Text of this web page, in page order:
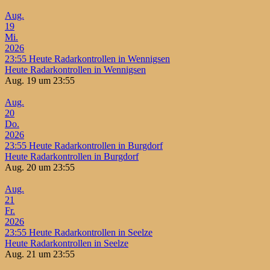
Aug.
19
Mi.
2026
23:55 Heute Radarkontrollen in Wennigsen
Heute Radarkontrollen in Wennigsen
Aug. 19 um 23:55
Aug.
20
Do.
2026
23:55 Heute Radarkontrollen in Burgdorf
Heute Radarkontrollen in Burgdorf
Aug. 20 um 23:55
Aug.
21
Fr.
2026
23:55 Heute Radarkontrollen in Seelze
Heute Radarkontrollen in Seelze
Aug. 21 um 23:55